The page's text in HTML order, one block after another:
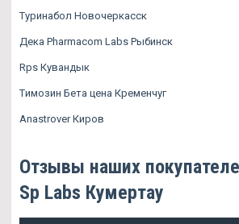
Туринабол Новочеркасск
Дека Pharmacom Labs Рыбинск
Rps Кувандык
Tимозин Бета цена Кременчуг
Anastrover Киров
Отзывы наших
Sp Labs Кумертау